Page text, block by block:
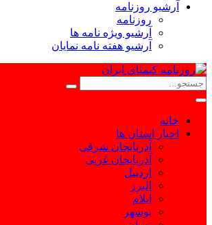
آرشیو روزنامه
روزنامه
آرشیو ویژه نامه ها
آرشیو هفته نامه نمایان
خانه
اخبار استان ها
آذربایجان شرقی
آذربایجان غربی
اردبیل
البرز
ایلام
بوشهر